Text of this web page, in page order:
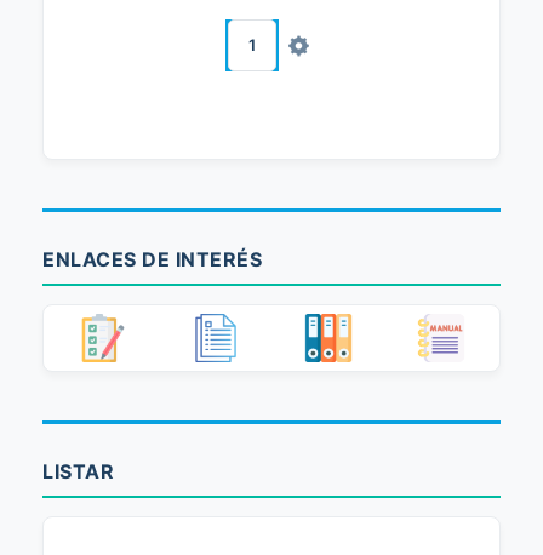
1
ENLACES DE INTERÉS
LISTAR